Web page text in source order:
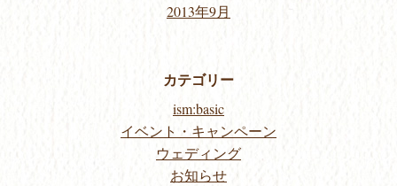
2013年9月
カテゴリー
ism:basic
イベント・キャンペーン
ウェディング
お知らせ